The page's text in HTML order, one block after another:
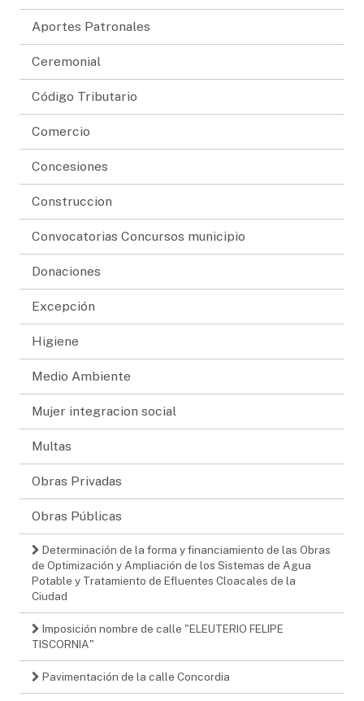
Aportes Patronales
Ceremonial
Código Tributario
Comercio
Concesiones
Construccion
Convocatorias Concursos municipio
Donaciones
Excepción
Higiene
Medio Ambiente
Mujer integracion social
Multas
Obras Privadas
Obras Públicas
Determinación de la forma y financiamiento de las Obras
de Optimización y Ampliación de los Sistemas de Agua
Potable y Tratamiento de Efluentes Cloacales de la
Ciudad
Imposición nombre de calle "ELEUTERIO FELIPE
TISCORNIA"
Pavimentación de la calle Concordia